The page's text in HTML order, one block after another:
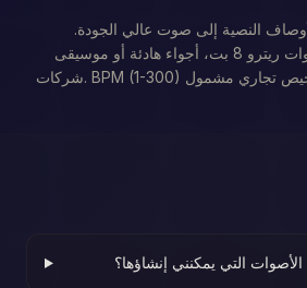
النصية إلى صوت عالي الجودة.
تأثيرات أوركسترالية، أصوات ريترو 8 بت، أجواء هادئة أو موسيقى
الأصوات التي يمكنني إنشاؤها؟